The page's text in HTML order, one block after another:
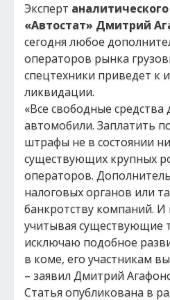
Эксперт
«Автостат» Дмитрий
сегодня любое
операторов рынка
спецтехники приведет к
ликвидации.
«Все свободные
автомобили. Заплатить
штрафы не в состоянии
существующих крупных
операторов.
налоговых органов или
банкротству компаний.
учитывая существующие
исключаю подобное
в коме, его участникам
– заявил Дмитрий
Статья опубликована в